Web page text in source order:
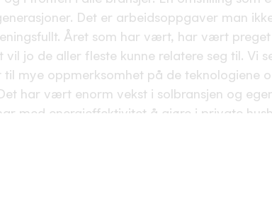
Det er arbeidsoppgaver man
Året som har vært, har vært
vil jo de aller fleste kunne relatere seg til. Vi
mye oppmerksomhet på de teknologiene
har vært enorm vekst i solbransjen og
med energieffektivitet å gjøre i private
spennende problemstillingene verden